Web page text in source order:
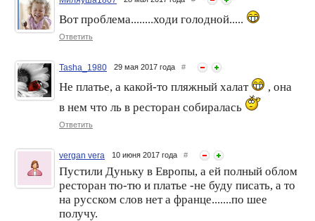
Вот проблема........ходи голодной.....
Ответить
Tasha_1980 29 мая 2017 года #
Не платье, а какой-то пляжный халат
, она
в нем что ль в ресторан собиралась
Ответить
vergan vera 10 июня 2017 года #
Пустили Дуньку в Европы, а ей полный облом
ресторан тю-тю и платье -не буду писать, а то
на русском слов нет а франце.......по шее
получу.